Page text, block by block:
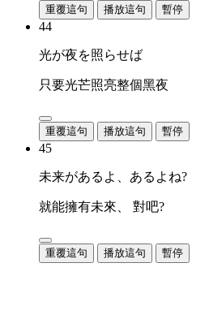
重覆這句 播放這句 暫停
44
光が夜を照らせば
只要光芒照亮整個黑夜
重覆這句 播放這句 暫停
45
未来があるよ、あるよね?
就能擁有未來、 對吧?
重覆這句 播放這句 暫停